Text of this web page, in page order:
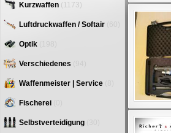
Kurzwaffen (1173)
Luftdruckwaffen / Softair
Optik
Verschiedenes
Waffenmeister | Service
Fischerei
Selbstverteidigung